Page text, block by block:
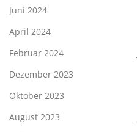
Juni 2024
April 2024
Februar 2024
Dezember 2023
Oktober 2023
August 2023